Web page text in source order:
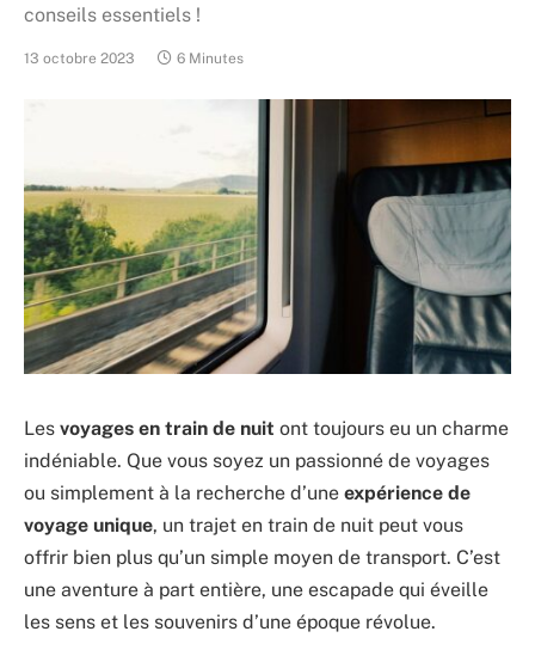
conseils essentiels !
13 octobre 2023 6 Minutes
Les voyages en train de nuit ont toujours eu un charme
indéniable. Que vous soyez un passionné de voyages
ou simplement à la recherche d’une expérience de
voyage unique, un trajet en train de nuit peut vous
offrir bien plus qu’un simple moyen de transport. C’est
une aventure à part entière, une escapade qui éveille
les sens et les souvenirs d’une époque révolue.